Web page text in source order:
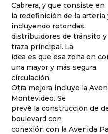
Cabrera, y que consiste en
la redefinición de la arteria
incluyendo rotondas,
distribuidores de tránsito y
traza principal. La
idea es que esa zona en
una mayor y más segura
circulación.
Otra mejora incluye la
Montevideo. Se
prevé la construcción de
boulevard con
conexión con la Avenida